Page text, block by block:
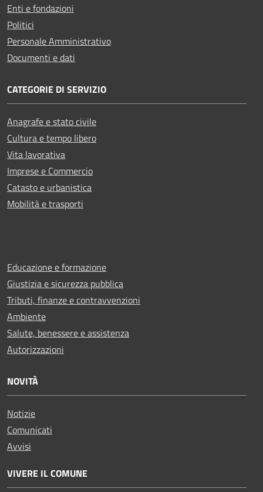
Enti e fondazioni
Politici
Personale Amministrativo
Documenti e dati
CATEGORIE DI SERVIZIO
Anagrafe e stato civile
Cultura e tempo libero
Vita lavorativa
Imprese e Commercio
Catasto e urbanistica
Mobilità e trasporti
Educazione e formazione
Giustizia e sicurezza pubblica
Tributi, finanze e contravvenzioni
Ambiente
Salute, benessere e assistenza
Autorizzazioni
NOVITÀ
Notizie
Comunicati
Avvisi
VIVERE IL COMUNE